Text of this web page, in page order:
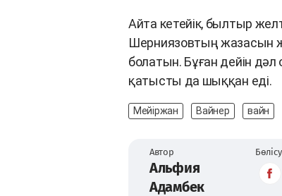
Айта кетейік, былтыр
Шерниязовтың жазасын
болатын. Бұған дейін
қатысты да шыққан еді.
Мейіржан Вайнер вайн
Автор
Альфия
Адамбек
Бөлісу